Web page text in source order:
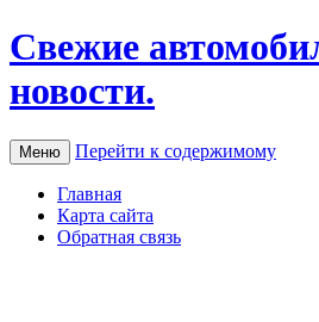
Свежие
новости.
Меню Перейти к содержимому
Главная
Карта сайта
Обратная связь